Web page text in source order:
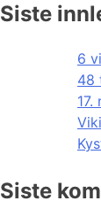
Siste
6
48
Siste